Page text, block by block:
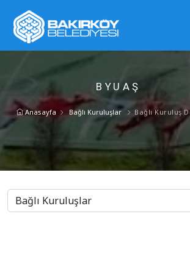
BYUAŞ
Anasayfa Bağlı Kuruluşlar Bağlı Kuruluş